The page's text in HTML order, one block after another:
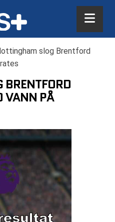
slog Brentford
BRENTFORD
VANN PÅ